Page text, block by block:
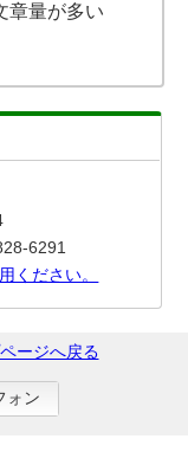
章量が多い
6291
ください。
ページへ戻る
ォン